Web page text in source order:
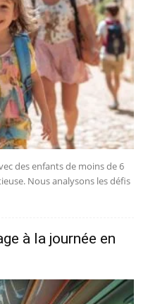
des enfants de moins de 6
Nous analysons les défis
à la journée en